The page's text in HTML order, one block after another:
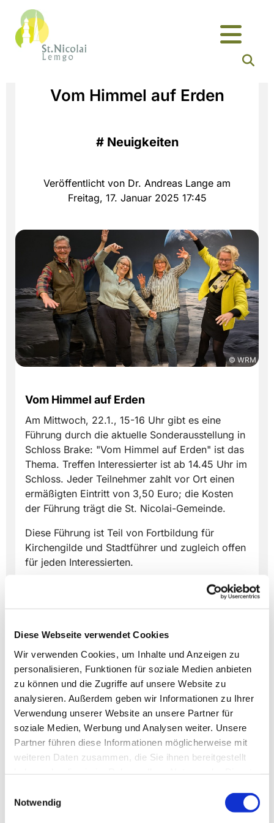
Diese Webseite verwendet Cookies
Wir verwenden Cookies, um Inhalte und Anzeigen zu
personalisieren, Funktionen für soziale Medien anbieten
zu können und die Zugriffe auf unsere Website zu
analysieren. Außerdem geben wir Informationen zu Ihrer
Verwendung unserer Website an unsere Partner für
soziale Medien, Werbung und Analysen weiter. Unsere
Partner führen diese Informationen möglicherweise mit
weiteren Daten zusammen, die Sie ihnen bereitgestellt
Notwendig
Vom Himmel auf Erden
# Neuigkeiten
Veröffentlicht von Dr. Andreas Lange am
Freitag, 17. Januar 2025 17:45
© WRM
Vom Himmel auf Erden
Am Mittwoch, 22.1., 15-16 Uhr gibt es eine
Führung durch die aktuelle Sonderausstellung in
Schloss Brake: "Vom Himmel auf Erden" ist das
Thema. Treffen Interessierter ist ab 14.45 Uhr im
Schloss. Jeder Teilnehmer zahlt vor Ort einen
ermäßigten Eintritt von 3,50 Euro; die Kosten
der Führung trägt die St. Nicolai-Gemeinde.
Diese Führung ist Teil von Fortbildung für
Kirchengilde und Stadtführer und zugleich offen
für jeden Interessierten.
Dies könnte Sie auch
interessieren